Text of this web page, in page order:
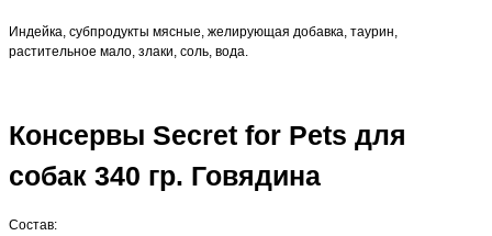
Индейка, субпродукты мясные, желирующая добавка, таурин,
растительное мало, злаки, соль, вода.
Консервы Secret for Pets для
собак 340 гр. Говядина
Состав: